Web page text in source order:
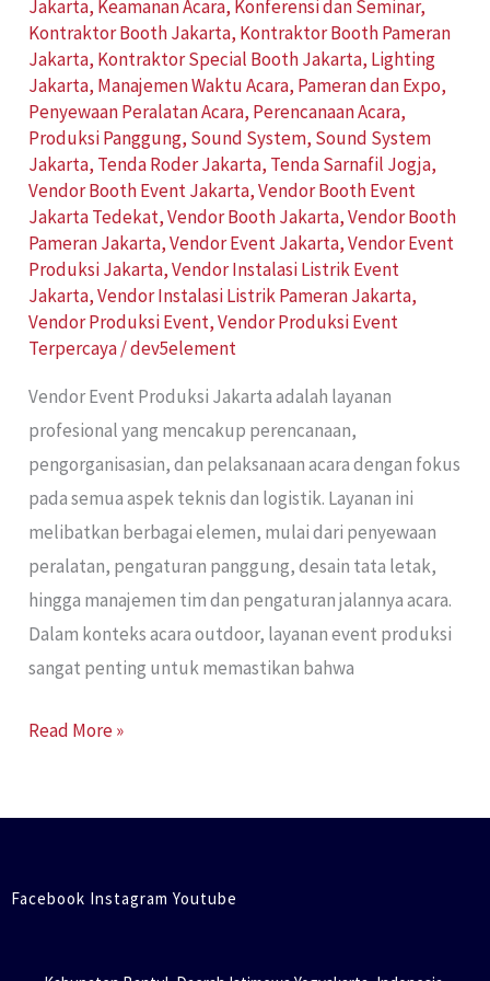
Jakarta, Keamanan Acara, Konferensi dan Seminar,
Kontraktor Booth Jakarta, Kontraktor Booth Pameran
Jakarta, Kontraktor Special Booth Jakarta, Lighting
Jakarta, Manajemen Waktu Acara, Pameran dan Expo,
Penyewaan Peralatan Acara, Perencanaan Acara,
Produksi Panggung, Sound System, Sound System
Jakarta, Tenda Roder Jakarta, Tenda Sarnafil Jogja,
Vendor Booth Event Jakarta,Vendor Booth Event
Jakarta Tedekat,Vendor Booth Jakarta,Vendor Booth
Pameran Jakarta,Vendor Event Jakarta,Vendor Event
Produksi Jakarta,Vendor Instalasi Listrik Event
Jakarta,Vendor Instalasi Listrik Pameran Jakarta,
Vendor Produksi Event,Vendor Produksi Event
Terpercaya/dev5element
Vendor Event Produksi Jakarta adalah layanan
profesional yang mencakup perencanaan,
pengorganisasian, dan pelaksanaan acara dengan fokus
pada semua aspek teknis dan logistik. Layanan ini
melibatkan berbagai elemen, mulai dari penyewaan
peralatan, pengaturan panggung, desain tata letak,
hingga manajemen tim dan pengaturan jalannya acara.
Dalam konteks acara outdoor, layanan event produksi
sangat penting untuk memastikan bahwa
Read More »
Facebook Instagram Youtube